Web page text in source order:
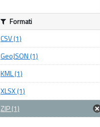
Formati
CSV (1)
GeoJSON (1)
KML (1)
XLSX (1)
ZIP (1)